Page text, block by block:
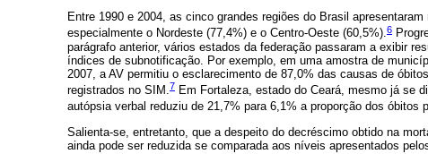
Entre 1990 e 2004, as cinco grandes regiões do Brasil
especialmente o Nordeste (77,4%) e o Centro-Oeste (60,5%).6
parágrafo anterior, vários estados da federação passaram a exibir
índices de subnotificação. Por exemplo, em uma amostra de
2007, a AV permitiu o esclarecimento de 87,0% das causas de
registrados no SIM.7 Em Fortaleza, estado do Ceará, mesmo já se
autópsia verbal reduziu de 21,7% para 6,1% a proporção dos óbitos
Salienta-se, entretanto, que a despeito do decréscimo obtido na
ainda pode ser reduzida se comparada aos níveis apresentados